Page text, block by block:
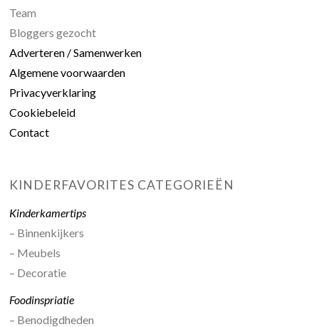
Team
Bloggers gezocht
Adverteren / Samenwerken
Algemene voorwaarden
Privacyverklaring
Cookiebeleid
Contact
KINDERFAVORITES CATEGORIEËN
Kinderkamertips
– Binnenkijkers
– Meubels
– Decoratie
Foodinspriatie
– Benodigdheden